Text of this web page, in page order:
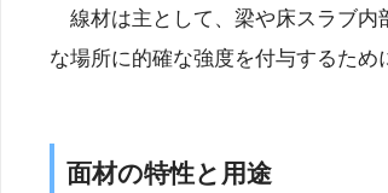
線材は主として、梁や床スラブ内
な場所に的確な強度を付与するため
面材の特性と用途